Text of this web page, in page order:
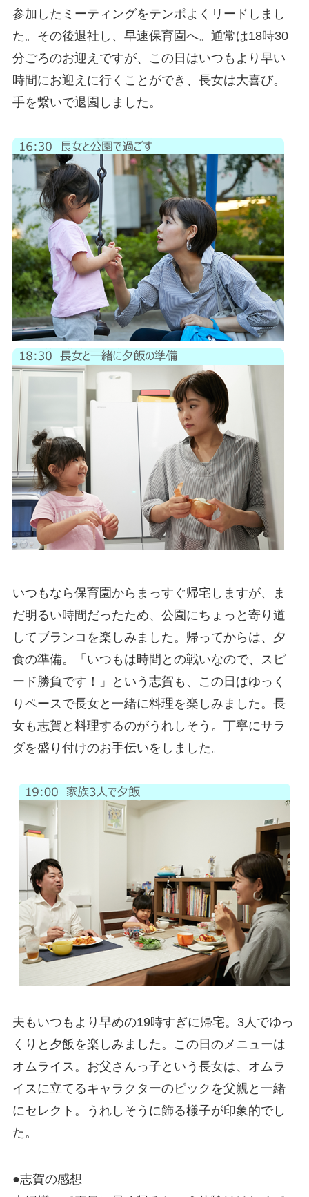
参加したミーティングをテンポよくリードしまし
た。その後退社し、早速保育園へ。通常は18時30
分ごろのお迎えですが、この日はいつもより早い
時間にお迎えに行くことができ、長女は大喜び。
手を繋いで退園しました。
いつもなら保育園からまっすぐ帰宅しますが、ま
だ明るい時間だったため、公園にちょっと寄り道
してブランコを楽しみました。帰ってからは、夕
食の準備。「いつもは時間との戦いなので、スピ
ード勝負です！」という志賀も、この日はゆっく
りペースで長女と一緒に料理を楽しみました。長
女も志賀と料理するのがうれしそう。丁寧にサラ
ダを盛り付けのお手伝いをしました。
夫もいつもより早めの19時すぎに帰宅。3人でゆっ
くりと夕飯を楽しみました。この日のメニューは
オムライス。お父さんっ子という長女は、オムラ
イスに立てるキャラクターのピックを父親と一緒
にセレクト。うれしそうに飾る様子が印象的でし
た。
●志賀の感想